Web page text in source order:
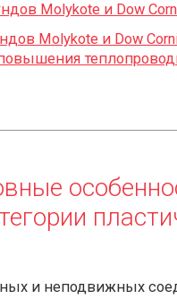
Molykote и Dow
Molykote и Dow
и неподвижных